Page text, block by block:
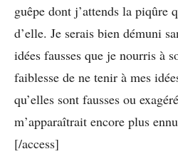
guêpe dont j’attends la piqûre
d’elle. Je serais bien démuni
idées fausses que je nourris à
faiblesse de ne tenir à mes
qu’elles sont fausses ou
m’apparaîtrait encore plus
[/access]